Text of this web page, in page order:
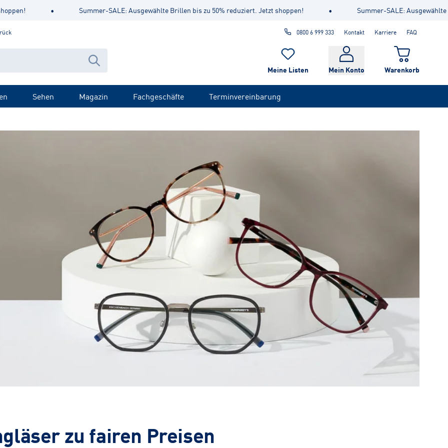
• Summer-SALE: Ausgewählte Brillen bis zu 50% reduziert. Jetzt shoppen! • Summer-SALE:
0800 6 999 333 Kontakt Karriere FAQ
Meine Listen Mein Konto Warenkorb
Sehen Magazin Fachgeschäfte Terminvereinbarung
zu fairen Preisen